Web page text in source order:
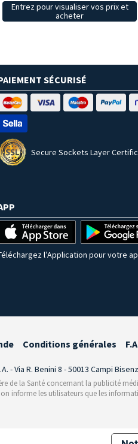
Entrez pour visualiser vos prix et
acheter
SÉCURISÉ
Secure Sockets Layer
l’Application pour votre
Conditions générales
- Via R. Benini 8 - 50013 Campi
de la Santé concernant la publicité
on informe les utilisateurs que les